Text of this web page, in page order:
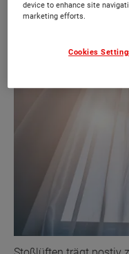
Die Lüftung
device to enhance site
marketing efforts.
Cookies